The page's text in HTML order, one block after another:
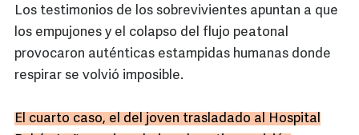
Los testimonios de los sobrevivientes apuntan a que
los empujones y el colapso del flujo peatonal
provocaron auténticas estampidas humanas donde
respirar se volvió imposible.
El cuarto caso, el del joven trasladado al Hospital